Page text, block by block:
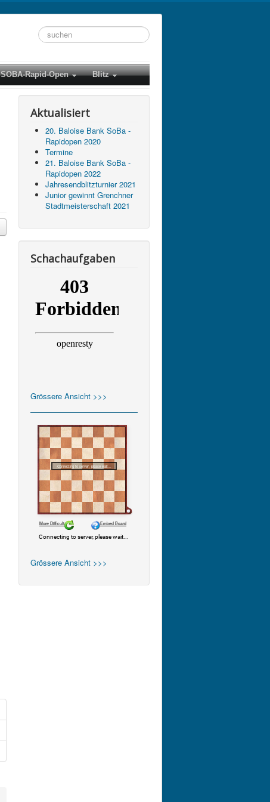
Suchen
...
SOBA-Rapid-Open Blitz
Aktualisiert
20. Baloise Bank SoBa -
Rapidopen 2020
Termine
21. Baloise Bank SoBa -
Rapidopen 2022
Jahresendblitzturnier 2021
Junior gewinnt Grenchner
Stadtmeisterschaft 2021
Schachaufgaben
Grössere Ansicht >>>
Grössere Ansicht >>>